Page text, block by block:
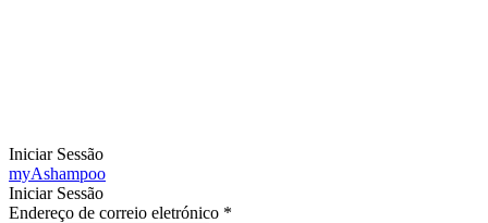
Iniciar Sessão
myAshampoo
Iniciar Sessão
Endereço de correio eletrónico *